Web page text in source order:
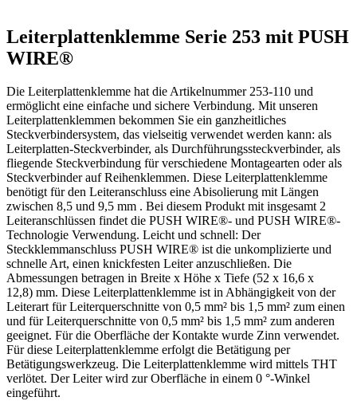
Leiterplattenklemme Serie 253 mit PUSH
WIRE®
Die Leiterplattenklemme hat die Artikelnummer 253-110 und
ermöglicht eine einfache und sichere Verbindung. Mit unseren
Leiterplattenklemmen bekommen Sie ein ganzheitliches
Steckverbindersystem, das vielseitig verwendet werden kann: als
Leiterplatten-Steckverbinder, als Durchführungssteckverbinder, als
fliegende Steckverbindung für verschiedene Montagearten oder als
Steckverbinder auf Reihenklemmen. Diese Leiterplattenklemme
benötigt für den Leiteranschluss eine Abisolierung mit Längen
zwischen 8,5 und 9,5 mm . Bei diesem Produkt mit insgesamt 2
Leiteranschlüssen findet die PUSH WIRE®- und PUSH WIRE®-
Technologie Verwendung. Leicht und schnell: Der
Steckklemmanschluss PUSH WIRE® ist die unkomplizierte und
schnelle Art, einen knickfesten Leiter anzuschließen. Die
Abmessungen betragen in Breite x Höhe x Tiefe (52 x 16,6 x
12,8) mm. Diese Leiterplattenklemme ist in Abhängigkeit von der
Leiterart für Leiterquerschnitte von 0,5 mm² bis 1,5 mm² zum einen
und für Leiterquerschnitte von 0,5 mm² bis 1,5 mm² zum anderen
geeignet. Für die Oberfläche der Kontakte wurde Zinn verwendet.
Für diese Leiterplattenklemme erfolgt die Betätigung per
Betätigungswerkzeug. Die Leiterplattenklemme wird mittels THT
verlötet. Der Leiter wird zur Oberfläche in einem 0 °-Winkel
eingeführt.